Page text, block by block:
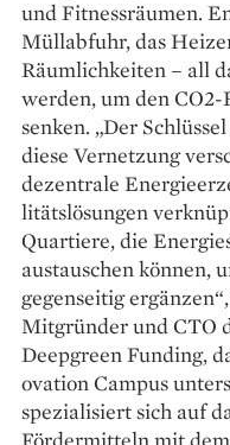
und Fitnessräumen.
Müllabfuhr, das
Räumlichkeiten – all
werden, um den
senken. „Der
diese Vernetzung
dezentrale
litätslösungen
Quartiere, die
austauschen können,
gegenseitig
Mitgründer und CTO
Deepgreen ­Funding,
ovation Campus
spezialisiert sich auf
Fördermitteln mit